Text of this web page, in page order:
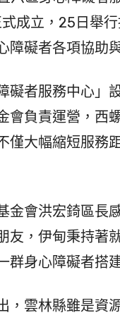
式成立，25日舉
障礙者各項協助
礙者服務中心」
會負責運營，西
僅大幅縮短服務
會洪宏錡區長
友，伊甸秉持著
群身心障礙者搭
，雲林縣雖是資